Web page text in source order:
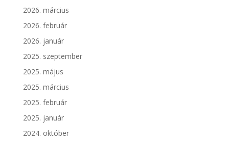
2026. március
2026. február
2026. január
2025. szeptember
2025. május
2025. március
2025. február
2025. január
2024. október